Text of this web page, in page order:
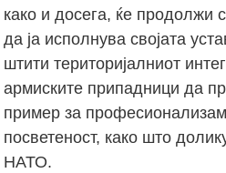
како и досега, ќе продолжи
да ја исполнува својата
штити територијалниот
армиските припадници да
пример за
посветеност, како што
НАТО.